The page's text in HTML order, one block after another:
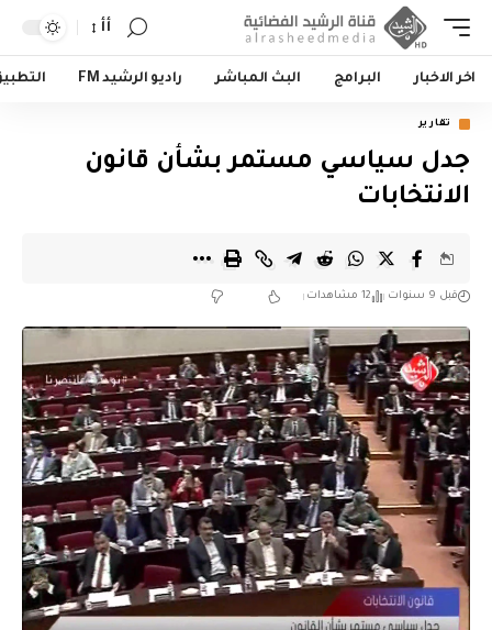
أأ
اخر الاخبار البرامج البث المباشر راديو الرشيد FM
تقارير
جدل سياسي مستمر بشأن قانون
الانتخابات
قبل 9 سنوات 12 مشاهدات